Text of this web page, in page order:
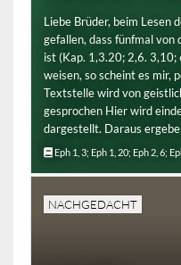
Liebe Brüder, beim Lesen
gefallen, dass fünfmal von
ist (Kap. 1,3.20; 2,6.
weisen, so scheint es mir,
Textstelle wird von
gesprochen Hier wird
dargestellt. Daraus
Eph 1, 3; Eph 1, 20; Eph 2, 6;
NACHGEDACHT